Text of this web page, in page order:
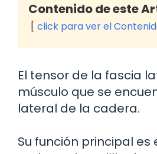
Contenido de este
click para ver el
El tensor de la fascia
músculo que se
lateral de la cadera.
Su función principal es